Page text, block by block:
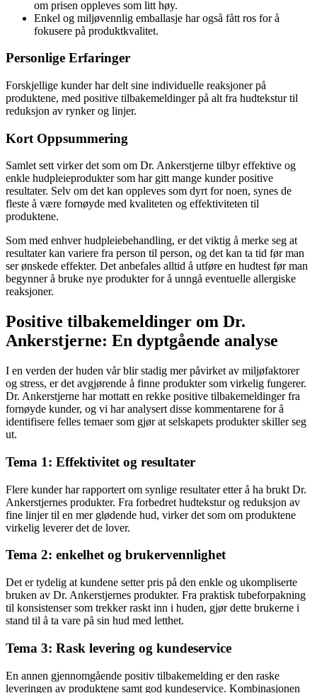
om prisen oppleves som litt høy.
Enkel og miljøvennlig emballasje har også fått ros for å
fokusere på produktkvalitet.
Personlige Erfaringer
Forskjellige kunder har delt sine individuelle reaksjoner på
produktene, med positive tilbakemeldinger på alt fra hudtekstur til
reduksjon av rynker og linjer.
Kort Oppsummering
Samlet sett virker det som om Dr. Ankerstjerne tilbyr effektive og
enkle hudpleieprodukter som har gitt mange kunder positive
resultater. Selv om det kan oppleves som dyrt for noen, synes de
fleste å være fornøyde med kvaliteten og effektiviteten til
produktene.
Som med enhver hudpleiebehandling, er det viktig å merke seg at
resultater kan variere fra person til person, og det kan ta tid før man
ser ønskede effekter. Det anbefales alltid å utføre en hudtest før man
begynner å bruke nye produkter for å unngå eventuelle allergiske
reaksjoner.
Positive tilbakemeldinger om Dr.
Ankerstjerne: En dyptgående analyse
I en verden der huden vår blir stadig mer påvirket av miljøfaktorer
og stress, er det avgjørende å finne produkter som virkelig fungerer.
Dr. Ankerstjerne har mottatt en rekke positive tilbakemeldinger fra
fornøyde kunder, og vi har analysert disse kommentarene for å
identifisere felles temaer som gjør at selskapets produkter skiller seg
ut.
Tema 1: Effektivitet og resultater
Flere kunder har rapportert om synlige resultater etter å ha brukt Dr.
Ankerstjernes produkter. Fra forbedret hudtekstur og reduksjon av
fine linjer til en mer glødende hud, virker det som om produktene
virkelig leverer det de lover.
Tema 2: enkelhet og brukervennlighet
Det er tydelig at kundene setter pris på den enkle og ukompliserte
bruken av Dr. Ankerstjernes produkter. Fra praktisk tubeforpakning
til konsistenser som trekker raskt inn i huden, gjør dette brukerne i
stand til å ta vare på sin hud med letthet.
Tema 3: Rask levering og kundeservice
En annen gjennomgående positiv tilbakemelding er den raske
leveringen av produktene samt god kundeservice. Kombinasjonen